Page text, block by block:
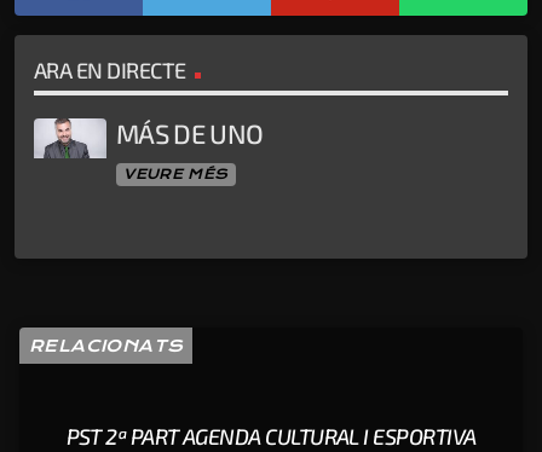
ARA EN DIRECTE
MÁS DE UNO
VEURE MÉS
RELACIONATS
PST 2ª PART AGENDA CULTURAL I ESPORTIVA